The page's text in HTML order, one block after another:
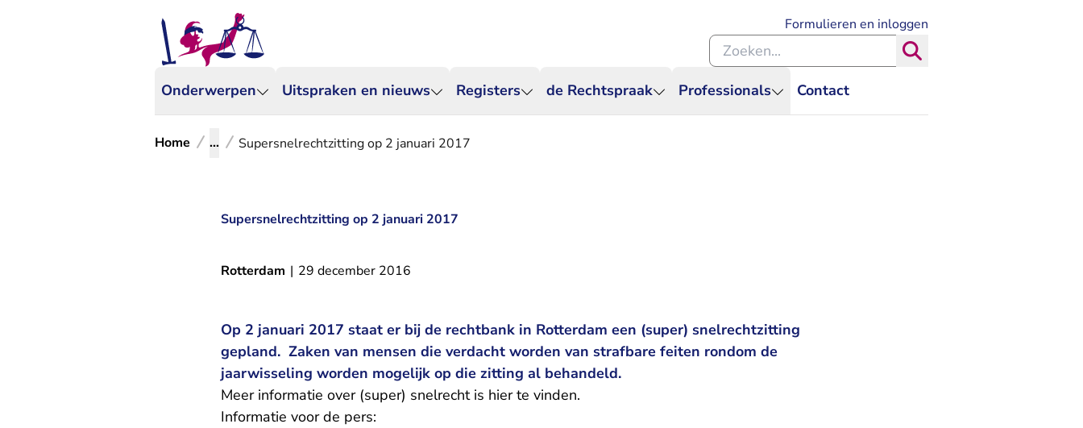
Onderwerpen Uitspraken en nieuws Registers de Rechtspraak Professionals Contact
Formulieren en inloggen
Zoeken binnen de Rechtspraak
Home ... Supersnelrechtzitting op 2 januari 2017
Supersnelrechtzitting op 2 januari 2017
Rotterdam | 29 december 2016
Op 2 januari 2017 staat er bij de rechtbank in Rotterdam een (super) snelrechtzitting
gepland. Zaken van mensen die verdacht worden van strafbare feiten rondom de
jaarwisseling worden mogelijk op die zitting al behandeld.
Meer informatie over (super) snelrecht is hier te vinden.
Informatie voor de pers: